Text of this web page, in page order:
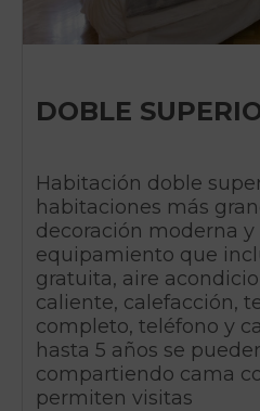
DOBLE
Habitación doble
habitaciones más
decoración moderna
equipamiento que
gratuita, aire
caliente, calefacción,
completo, teléfono y
hasta 5 años se
compartiendo cama
permiten visitas